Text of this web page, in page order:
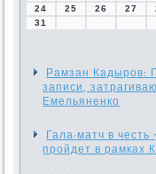
24
25 26 27
31
Рамзан Кадыров:
записи,
Емельяненко
Гала-матч в честь
пройдет в рамках